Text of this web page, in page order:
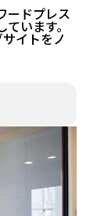
ードプレス
います。
イトをノ